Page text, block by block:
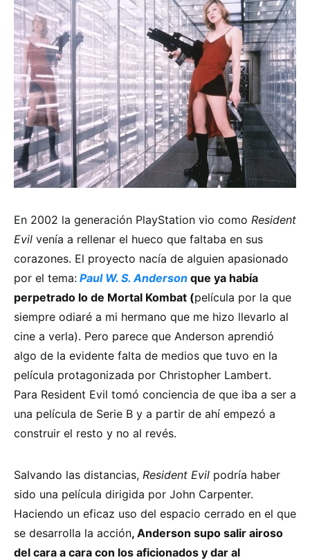
En 2002 la generación PlayStation vio como Resident
Evil venía a rellenar el hueco que faltaba en sus
corazones. El proyecto nacía de alguien apasionado
por el tema: Paul W. S. Anderson que ya había
perpetrado lo de Mortal Kombat (película por la que
siempre odiaré a mi hermano que me hizo llevarlo al
cine a verla). Pero parece que Anderson aprendió
algo de la evidente falta de medios que tuvo en la
película protagonizada por Christopher Lambert.
Para Resident Evil tomó conciencia de que iba a ser a
una película de Serie B y a partir de ahí empezó a
construir el resto y no al revés.
Salvando las distancias, Resident Evil podría haber
sido una película dirigida por John Carpenter.
Haciendo un eficaz uso del espacio cerrado en el que
se desarrolla la acción, Anderson supo salir airoso
del cara a cara con los aficionados y dar al